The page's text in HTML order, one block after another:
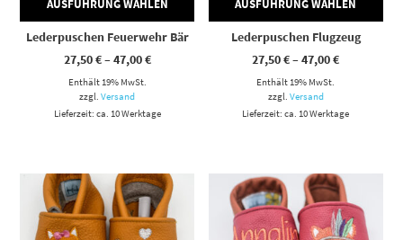
AUSFÜHRUNG WÄHLEN
Lederpuschen Feuerwehr Bär
27,50€–47,00€Preisspanne:
Enthält 19% MwSt.
zzgl.Versand
Lieferzeit: ca. 10 Werktage
AUSFÜHRUNG WÄHLEN
Lederpuschen Flugzeug
27,50€–47,00€
Enthält 19% MwSt.
zzgl. Versand
Lieferzeit: ca. 10 Werktage
Dieses Produkt weist mehrere Varianten auf. Die Optionen können auf der Produktseite gewählt werden Dieses Produkt weist mehrere Varianten auf. Die Optionen können auf der Produktseite gewählt werden